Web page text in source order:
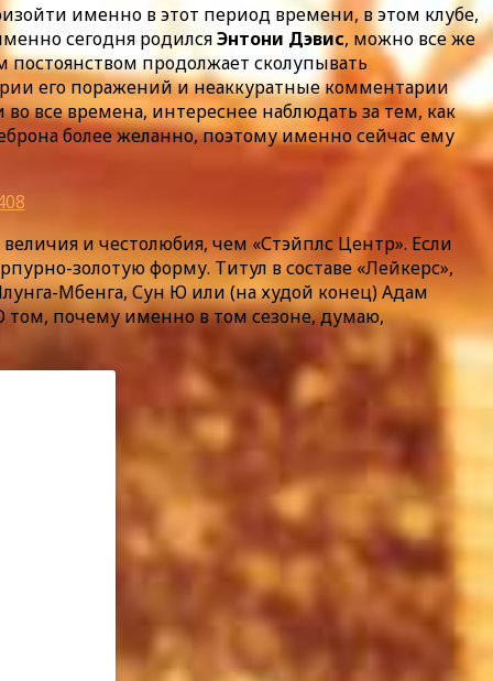
именно в этот период времени, в этом клубе,
сегодня родилсяЭнтони Дэвис, можно все же
продолжает сколупывать
его поражений и неаккуратные комментарии
все времена, интереснее наблюдать за тем, как
более желанно, поэтому именно сейчас ему
и честолюбия, чем «Стэйплс Центр». Если
золотую форму. Титул в составе «Лейкерс»,
Мбенга, Сун Ю или (на худой конец) Адам
том, почему именно в том сезоне, думаю,